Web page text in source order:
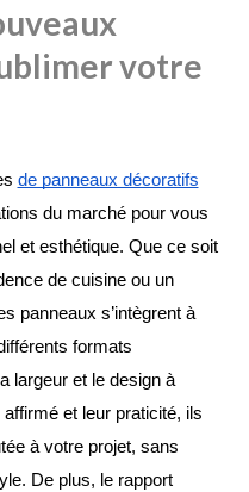
votre
de panneaux décoratifs
du marché pour vous
et esthétique. Que ce soit
de cuisine ou un
panneaux s’intègrent à
formats
largeur et le design à
et leur praticité, ils
à votre projet, sans
De plus, le rapport